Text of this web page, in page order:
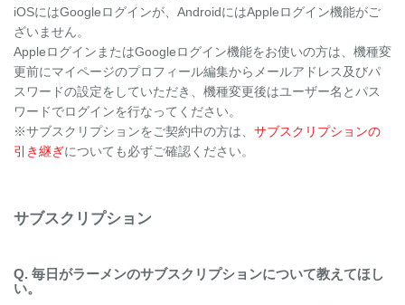
iOSにはGoogleログインが、AndroidにはAppleログイン機能がご
ざいません。
AppleログインまたはGoogleログイン機能をお使いの方は、機種変
更前にマイページのプロフィール編集からメールアドレス及びパ
スワードの設定をしていただき、機種変更後はユーザー名とパス
ワードでログインを行なってください。
※サブスクリプションをご契約中の方は、 サブスクリプションの
引き継ぎについても必ずご確認ください。
サブスクリプション
Q. 毎日がラーメンのサブスクリプションについて教えてほし
い。